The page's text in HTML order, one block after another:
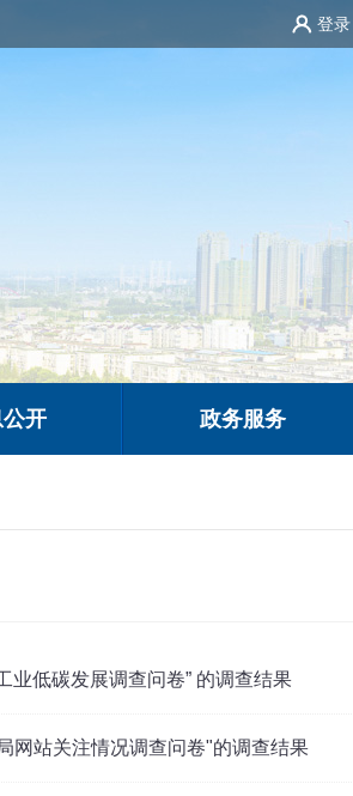
登录
开 政务服务
业低碳发展调查问卷” 的调查结果
网站关注情况调查问卷"的调查结果